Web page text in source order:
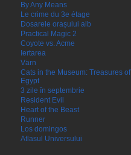
By Any Means
Le crime du 3e étage
Dosarele orașului alb
Practical Magic 2
Coyote vs. Acme
Iertarea
Värn
Cats in the Museum: Treasures of
Egypt
3 zile în septembrie
Resident Evil
Heart of the Beast
Runner
Los domingos
Atlasul Universului